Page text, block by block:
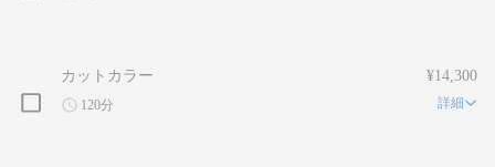
カットカラー ¥14,300
120分 詳細